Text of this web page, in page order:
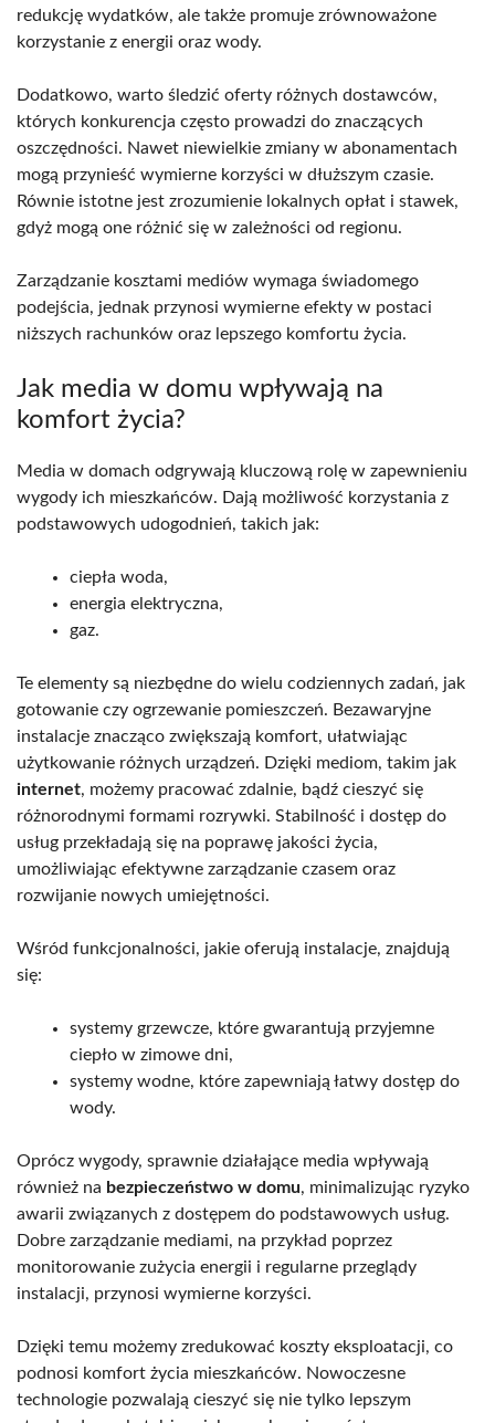
redukcję wydatków, ale także promuje zrównoważone
korzystanie z energii oraz wody.
Dodatkowo, warto śledzić oferty różnych dostawców,
których konkurencja często prowadzi do znaczących
oszczędności. Nawet niewielkie zmiany w abonamentach
mogą przynieść wymierne korzyści w dłuższym czasie.
Równie istotne jest zrozumienie lokalnych opłat i stawek,
gdyż mogą one różnić się w zależności od regionu.
Zarządzanie kosztami mediów wymaga świadomego
podejścia, jednak przynosi wymierne efekty w postaci
niższych rachunków oraz lepszego komfortu życia.
Jak media w domu wpływają na
komfort życia?
Media w domach odgrywają kluczową rolę w zapewnieniu
wygody ich mieszkańców. Dają możliwość korzystania z
podstawowych udogodnień, takich jak:
ciepła woda,
energia elektryczna,
gaz.
Te elementy są niezbędne do wielu codziennych zadań, jak
gotowanie czy ogrzewanie pomieszczeń. Bezawaryjne
instalacje znacząco zwiększają komfort, ułatwiając
użytkowanie różnych urządzeń. Dzięki mediom, takim jak
internet, możemy pracować zdalnie, bądź cieszyć się
różnorodnymi formami rozrywki. Stabilność i dostęp do
usług przekładają się na poprawę jakości życia,
umożliwiając efektywne zarządzanie czasem oraz
rozwijanie nowych umiejętności.
Wśród funkcjonalności, jakie oferują instalacje, znajdują
się:
systemy grzewcze, które gwarantują przyjemne
ciepło w zimowe dni,
systemy wodne, które zapewniają łatwy dostęp do
wody.
Oprócz wygody, sprawnie działające media wpływają
również na bezpieczeństwo w domu, minimalizując ryzyko
awarii związanych z dostępem do podstawowych usług.
Dobre zarządzanie mediami, na przykład poprzez
monitorowanie zużycia energii i regularne przeglądy
instalacji, przynosi wymierne korzyści.
Dzięki temu możemy zredukować koszty eksploatacji, co
podnosi komfort życia mieszkańców. Nowoczesne
technologie pozwalają cieszyć się nie tylko lepszym